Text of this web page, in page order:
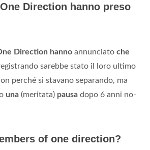
Direction hanno preso
Direction hanno annunciato che
sarebbe stato il loro ultimo
perché si stavano separando, ma
una (meritata) pausa dopo 6 anni no-
of one direction?